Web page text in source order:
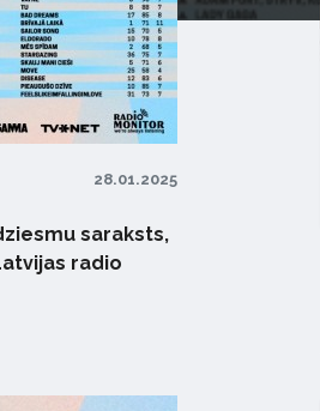
28.01.2025
saraksts,
radio